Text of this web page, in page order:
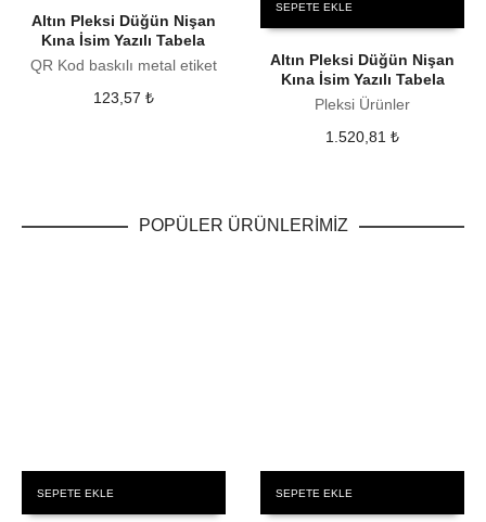
Altın Pleksi Düğün Nişan
Kına İsim Yazılı Tabela
QR Kod baskılı metal etiket
123,57 ₺
SEPETE EKLE
Altın Pleksi Düğün Nişan
Kına İsim Yazılı Tabela
Pleksi Ürünler
1.520,81₺
POPÜLER ÜRÜNLERİMİZ
SEPETE EKLE SEPETE EKLE